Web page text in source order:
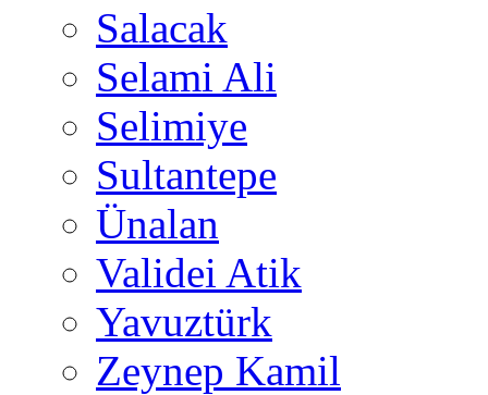
Salacak
Selami Ali
Selimiye
Sultantepe
Ünalan
Validei Atik
Yavuztürk
Zeynep Kamil